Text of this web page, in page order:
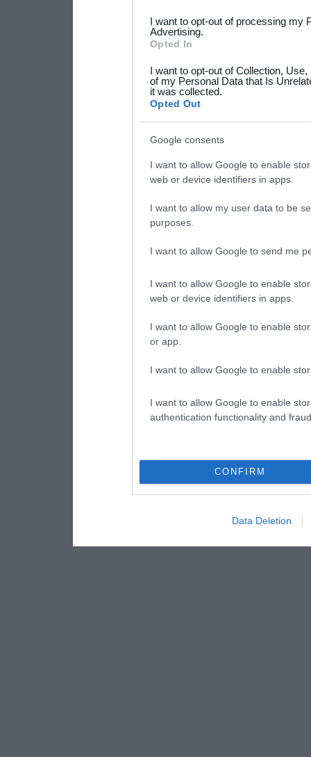
not limited to your visit or
your data for below
consent section.
I want to opt-out of processing my
Advertising.
Opted In
I want to opt-out of Collection,
of my Personal Data that Is
it was collected.
Opted Out
Google consents
I want to allow Google to enable
web or device identifiers in apps.
I want to allow my user data to be
purposes.
I want to allow Google to send me
I want to allow Google to enable
web or device identifiers in apps.
I want to allow Google to enable
or app.
I want to allow Google to enable
I want to allow Google to enable
authentication functionality and
CONFIRM
Data Deletion